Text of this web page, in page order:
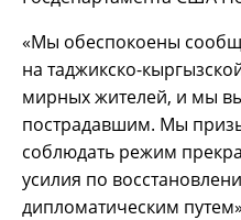
«Мы обеспокоены
на таджикско-
мирных жителей, и мы
пострадавшим. Мы
соблюдать режим
усилия по
дипломатическим